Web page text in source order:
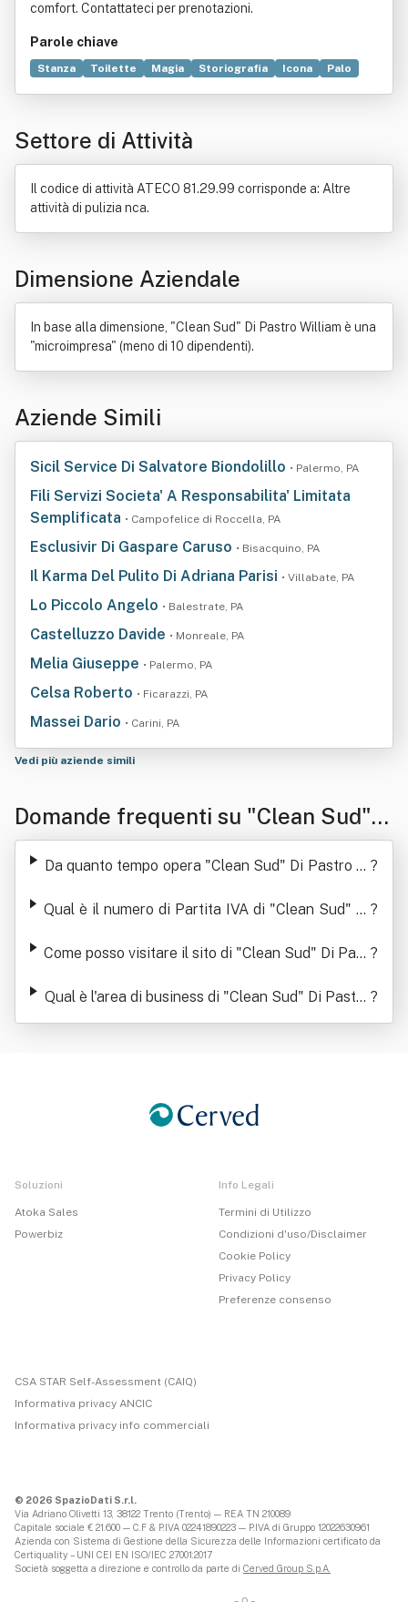
comfort. Contattateci per prenotazioni.
Parole chiave
Stanza Toilette Magia Storiografia Icona
Palo
Settore di Attività
Il codice di attività ATECO 81.29.99 corrisponde a: Altre
attività di pulizia nca.
Dimensione Aziendale
In base alla dimensione, "Clean Sud" Di Pastro William è una
"microimpresa" (meno di 10 dipendenti).
Aziende Simili
Sicil Service Di Salvatore Biondolillo • Palermo, PA
Fili Servizi Societa' A Responsabilita' Limitata
Semplificata • Campofelice di Roccella, PA
Esclusivir Di Gaspare Caruso • Bisacquino, PA
Il Karma Del Pulito Di Adriana Parisi • Villabate, PA
Lo Piccolo Angelo • Balestrate, PA
Castelluzzo Davide • Monreale, PA
Melia Giuseppe • Palermo, PA
Celsa Roberto • Ficarazzi, PA
Massei Dario • Carini, PA
Vedi più aziende simili
Domande frequenti su "Clean Sud" D
i Pastro William
Da quanto tempo opera "Clean Sud" Di Pastro W ?
Qual è il numero di Partita IVA di "Clean Sud" Di ?
Come posso visitare il sito di "Clean Sud" Di Past ?
Qual è l'area di business di "Clean Sud" Di Pastro
William
?
Soluzioni
Atoka Sales
Powerbiz
Info Legali
Termini di Utilizzo
Condizioni d'uso/Disclaimer
Cookie Policy
Privacy Policy
Preferenze consenso
CSA STAR Self-Assessment (CAIQ)
Informativa privacy ANCIC
Informativa privacy info commerciali
© 2026 SpazioDati S.r.l.
Via Adriano Olivetti 13, 38122 Trento (Trento) — REA TN 210089
Capitale sociale € 21.600 — C.F & P.IVA 02241890223 — P.IVA di Gruppo 12022630961
Azienda con Sistema di Gestione della Sicurezza delle Informazioni certificato da
Certiquality – UNI CEI EN ISO/IEC 27001:2017
Società soggetta a direzione e controllo da parte di Cerved Group S.p.A.